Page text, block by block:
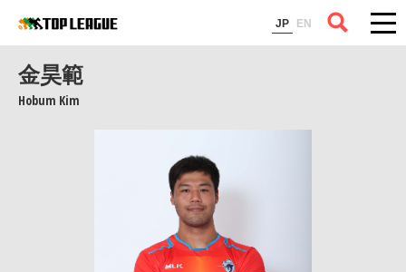
JP EN
コラム
金昊範
Hobum Kim